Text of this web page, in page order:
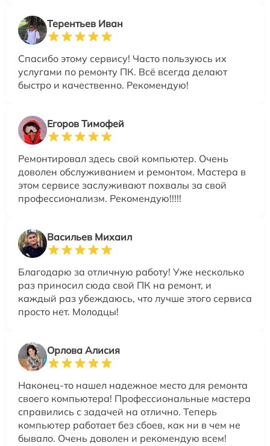
Терентьев Иван
Спасибо этому сервису! Часто пользуюсь их
услугами по ремонту ПК. Всё всегда делают
быстро и качественно. Рекомендую!
Егоров Тимофей
Ремонтировал здесь свой компьютер. Очень
доволен обслуживанием и ремонтом. Мастера в
этом сервисе заслуживают похвалы за свой
профессионализм. Рекомендую!!!!!
Васильев Михаил
Благодарю за отличную работу! Уже несколько
раз приносил сюда свой ПК на ремонт, и
каждый раз убеждаюсь, что лучше этого сервиса
просто нет. Молодцы!
Орлова Алисия
Наконец-то нашел надежное место для ремонта
своего компьютера! Профессиональные мастера
справились с задачей на отлично. Теперь
компьютер работает без сбоев, как ни в чем не
бывало. Очень доволен и рекомендую всем!